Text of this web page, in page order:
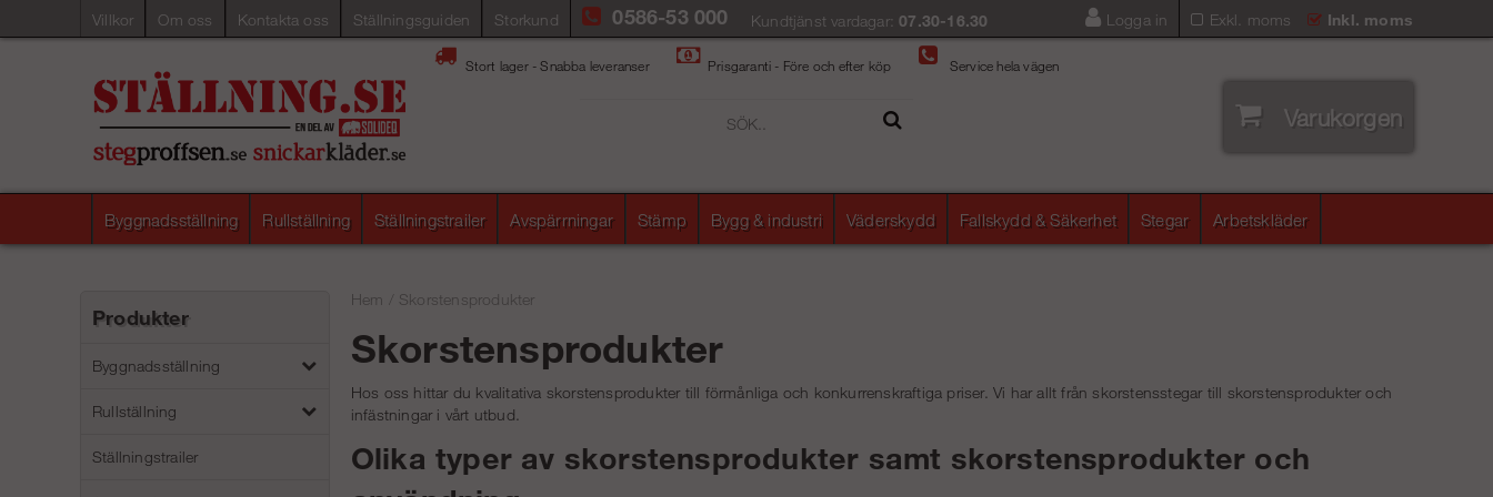
Villkor Om oss Kontakta oss Ställningsguiden Storkund Exkl. moms Inkl. moms
0586-53 000 Kundtjänst vardagar:07.30-16.30 Logga in
Stort lager - Snabba leveranser Prisgaranti - Före och efter köp Service hela vägen
Varukorgen
Byggnadsställning Rullställning Ställningstrailer Avspärrningar Stämp Bygg & industri Väderskydd Fallskydd & Säkerhet Stegar Arbetskläder
Produkter
Byggnadsställning
Rullställning
Ställningstrailer
Hem Skorstensprodukter
Skorstensprodukter
Hos oss hittar du kvalitativa skorstensprodukter till förmånliga och konkurrenskraftiga priser. Vi har allt från skorstensstegar till skorstensprodukter och
infästningar i vårt utbud.
Olika typer av skorstensprodukter samt skorstensprodukter och